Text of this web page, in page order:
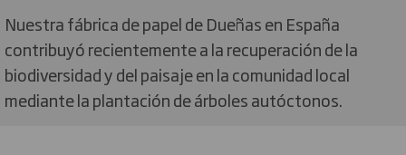
Nuestra fábrica de papel de Dueñas en España
contribuyó recientemente a la recuperación de la
biodiversidad y del paisaje en la comunidad local
mediante la plantación de árboles autóctonos.